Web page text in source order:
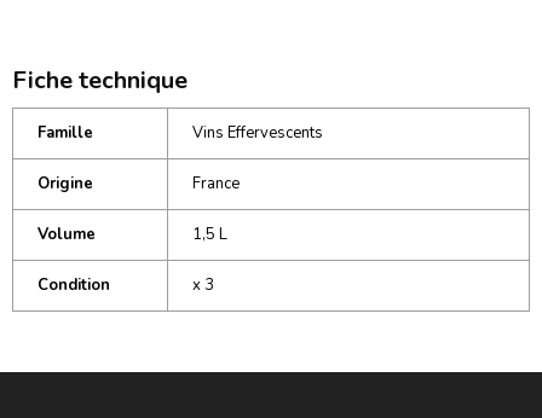
Fiche technique
Famille Vins Effervescents
Origine France
Volume 1,5 L
Condition x 3